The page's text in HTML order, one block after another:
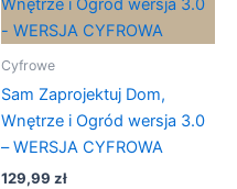
Cyfrowe
Sam Zaprojektuj Dom,
Wnętrze i Ogród wersja 3.0
– WERSJA CYFROWA
129,99 zł